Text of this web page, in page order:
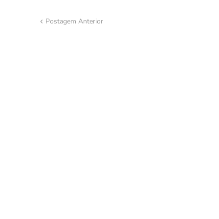
Postagem Anterior